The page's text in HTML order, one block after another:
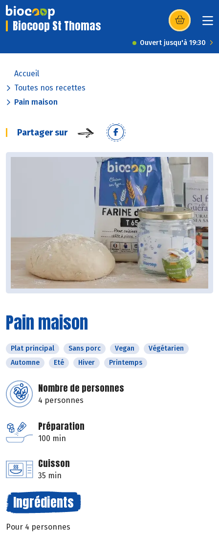
Biocoop St Thomas (s’ouvre dans
Ouvert jusqu'à 19:30
Accueil
Toutes nos recettes
Pain maison
Partager sur
Pain maison
Plat principal Sans porc Vegan
Végétarien
Automne
Eté Hiver Printemps
Nombre de personnes
4 personnes
Préparation
100 min
Cuisson
35 min
Ingrédients
Pour 4 personnes